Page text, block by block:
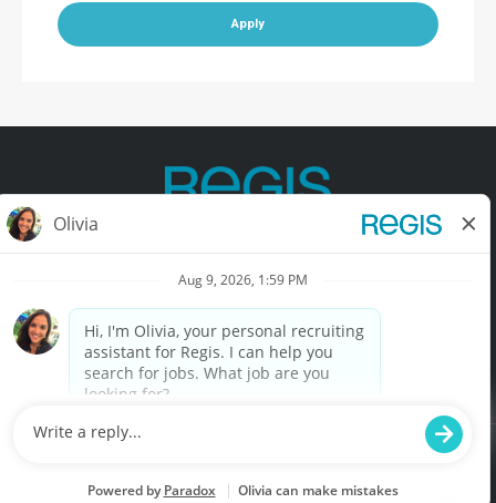
Apply
Terms of Use Privacy Policy
California Privacy Policy California Collection Notice
Do Not Sell My Info